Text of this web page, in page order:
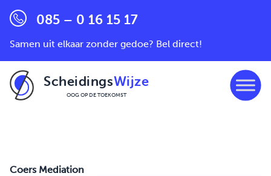
085 – 0 16 15 17
Samen uit elkaar zonder gedoe? Bel direct!
ScheidingsWijze
OOG OP DE TOEKOMST
Coers Mediation